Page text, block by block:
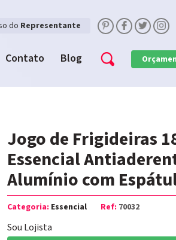
do Representante
Contato Blog
Jogo de Frigideiras
Essencial
Alumínio com
Categoria: Essencial Ref: 70032
Sou Lojista